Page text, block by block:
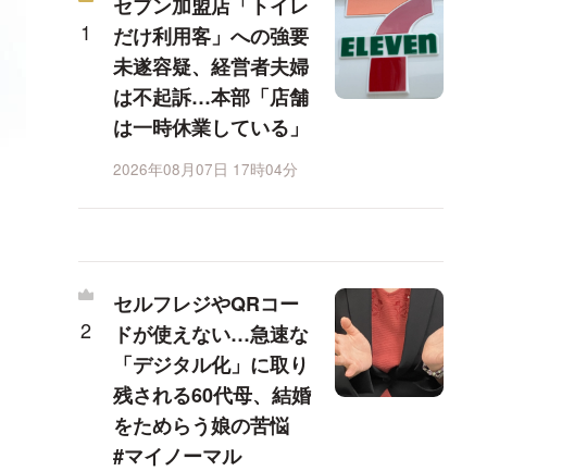
だけ利用客」への強要
未遂容疑、経営者夫婦
は不起訴…本部「店舗
は一時休業している」
2026年08月07日 17時04分
セルフレジやQRコー
ドが使えない…急速な
「デジタル化」に取り
残される60代母、結婚
をためらう娘の苦悩
#マイノーマル